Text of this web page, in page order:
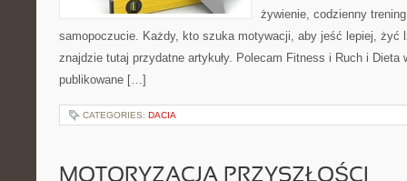
żywienie, codzienny
samopoczucie. Każdy, kto szuka motywacji, aby jeść lepiej, żyć
znajdzie tutaj przydatne artykuły. Polecam Fitness i Ruch i Dieta
publikowane […]
CATEGORIES: DACIA
MOTORYZACJA PRZYSZŁOŚCI